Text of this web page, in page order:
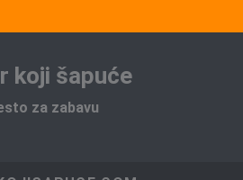
koji šapuće
za zabavu